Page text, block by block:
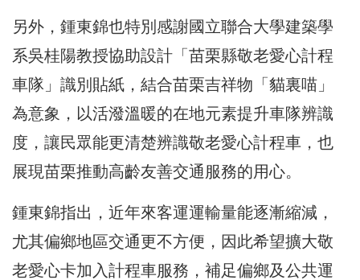
另外，鍾東錦也特別感謝國立聯合大學建築學
系吳桂陽教授協助設計「苗栗縣敬老愛心計程
車隊」識別貼紙，結合苗栗吉祥物「貓裏喵」
為意象，以活潑溫暖的在地元素提升車隊辨識
度，讓民眾能更清楚辨識敬老愛心計程車，也
展現苗栗推動高齡友善交通服務的用心。
鍾東錦指出，近年來客運運輸量能逐漸縮減，
尤其偏鄉地區交通更不方便，因此希望擴大敬
老愛心卡加入計程車服務，補足偏鄉及公共運